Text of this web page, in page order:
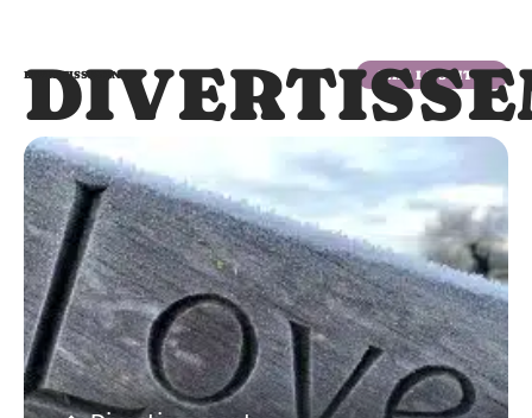
DIVERTISSEMENT LIRE LA SUITE